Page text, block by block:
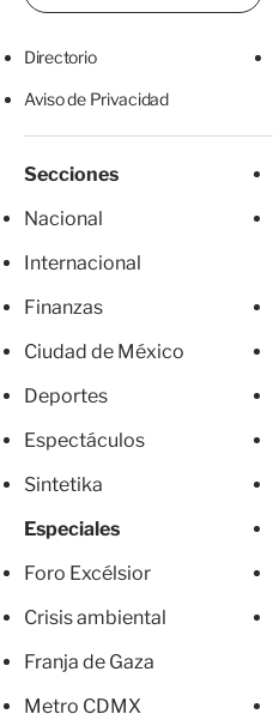
Directorio
Aviso de Privacidad
Secciones
Nacional
Internacional
Finanzas
Ciudad de México
Deportes
Espectáculos
Sintetika
Especiales
Foro Excélsior
Crisis ambiental
Franja de Gaza
Metro CDMX